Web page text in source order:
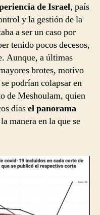
de Israel, país
y la gestión de la
a ser un caso por
tenido pocos decesos,
Aunque, a últimas
brotes, motivo
podrían colapsar en
de Meshoulam, quien
díasel panorama
manera en la que se